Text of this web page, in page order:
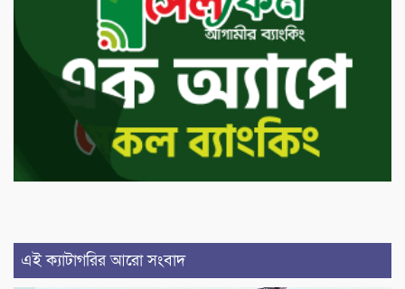
এই ক্যাটাগরির আরো সংবাদ